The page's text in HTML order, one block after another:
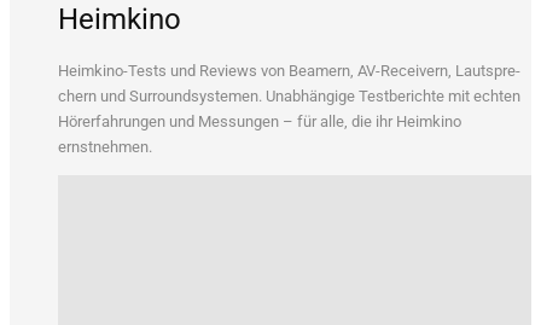
Heimkino
Heim­ki­no-Tests und Reviews von Bea­mern, AV-Recei­vern, Laut­spre­
chern und Sur­round­sys­te­men. Unab­hän­gi­ge Test­be­rich­te mit ech­ten
Hör­erfah­run­gen und Mes­sun­gen – für alle, die ihr Heim­ki­no
ernstnehmen.